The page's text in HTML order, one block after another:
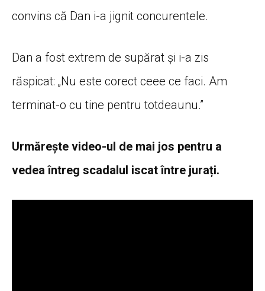
convins că Dan i-a jignit concurentele.
Dan a fost extrem de supărat și i-a zis
răspicat: „Nu este corect ceee ce faci. Am
terminat-o cu tine pentru totdeaunu.”
Urmărește video-ul de mai jos pentru a
vedea întreg scadalul iscat între jurați.